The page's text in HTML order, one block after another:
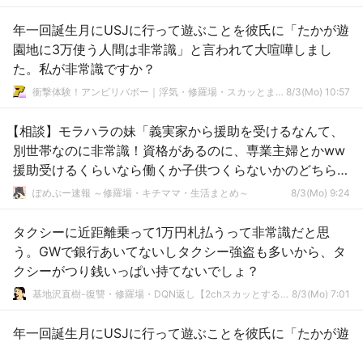
年一回誕生月にUSJに行って遊ぶことを彼氏に「たかが遊
園地に3万使う人間は非常識」と言われて大喧嘩しまし
た。私が非常識ですか？
衝撃体験！アンビリバボー｜浮気・修羅場・スカッとまとめ 8/3(Mo) 10:57
【相談】モラハラの妹「義実家から援助を受けるなんて、
別世帯なのに非常識！資格があるのに、専業主婦とかww
援助受けるくらいなら働くか子供つくらないかのどちらか
にしろよww」
ぽめぷー速報 ～修羅場・キチママ・生活まとめ～ 8/3(Mo) 9:24
タクシーに近距離乗って1万円札払うって非常識だと思
う。GWで銀行あいてないしタクシー強盗も多いから、タ
クシーがつり銭いっぱい持てないでしょ？
基地沢直樹-復讐・修羅場・DQN返し【2chスカッとする話まとめ】 8/3(Mo) 7:01
年一回誕生月にUSJに行って遊ぶことを彼氏に「たかが遊